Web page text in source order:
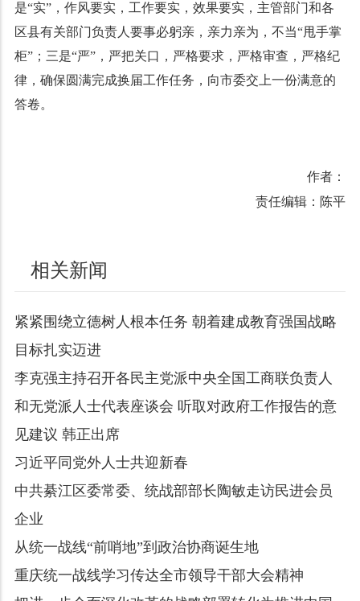
是“实”，作风要实，工作要实，效果要实，主管部门和各
区县有关部门负责人要事必躬亲，亲力亲为，不当“甩手掌
柜”；三是“严”，严把关口，严格要求，严格审查，严格纪
律，确保圆满完成换届工作任务，向市委交上一份满意的
答卷。
作者：
责任编辑：陈平
相关新闻
紧紧围绕立德树人根本任务 朝着建成教育强国战略
目标扎实迈进
李克强主持召开各民主党派中央全国工商联负责人
和无党派人士代表座谈会 听取对政府工作报告的意
见建议 韩正出席
习近平同党外人士共迎新春
中共綦江区委常委、统战部部长陶敏走访民进会员
企业
从统一战线“前哨地”到政治协商诞生地
重庆统一战线学习传达全市领导干部大会精神